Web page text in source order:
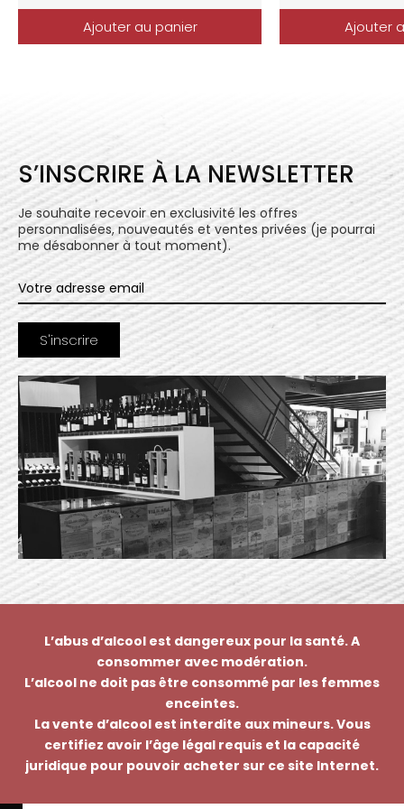
Ajouter au panier Ajouter
S’INSCRIRE À LA NEWSLETTER
Je souhaite recevoir en exclusivité les offres
personnalisées, nouveautés et ventes privées (je pourrai
me désabonner à tout moment).
L’abus d’alcool est dangereux pour la santé. A
consommer avec modération.
L’alcool ne doit pas être consommé par les femmes
enceintes.
La vente d’alcool est interdite aux mineurs. Vous
certifiez avoir l’âge légal requis et la capacité
juridique pour pouvoir acheter sur ce site Internet.